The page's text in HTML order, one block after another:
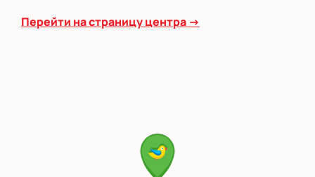
Перейти на страницу центра →